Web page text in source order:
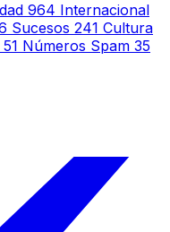
964 Internacional
Sucesos 241 Cultura
51 Números Spam 35